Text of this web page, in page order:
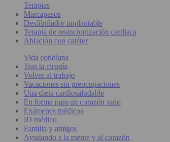
Terapias
Marcapasos
Desfibrilador implantable
Terapia de resincronización cardiaca
Ablación con catéter
Vida cotidiana
Tras la cirugía
Volver al trabajo
Vacaciones sin preocupaciones
Una dieta cardiosaludable
En forma para un corazón sano
Exámenes médicos
ID médico
Familia y amigos
Ayudando a la mente y al corazón